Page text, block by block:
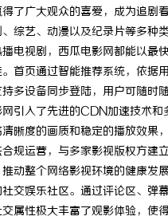
了广大观众的喜爱，成为追剧
综艺、动漫以及纪录片等多
电视剧，西瓜电影网都能以最
首页通过智能推荐系统，依据
多设备同步登陆，用户可随时
引入了先进的CDN加速技术
晰度的画质和稳定的播放效果
规运营，与多家影视版权方建
动整个网络影视环境的健康发展
交娱乐社区。通过评论区、
属性极大丰富了观影体验，